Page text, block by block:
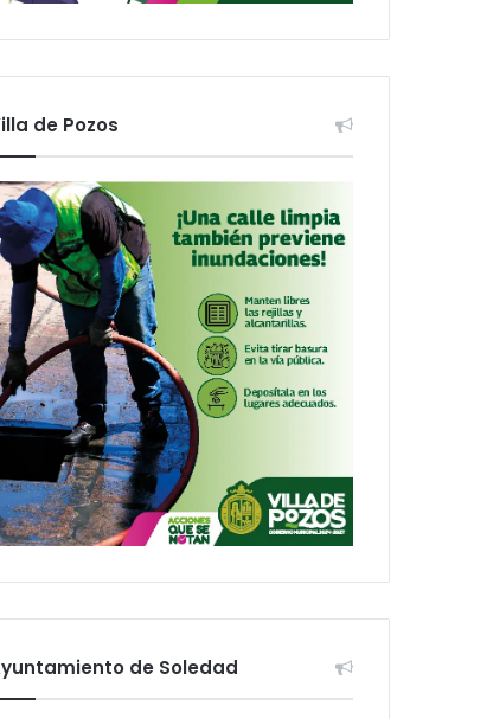
de Pozos
de Soledad